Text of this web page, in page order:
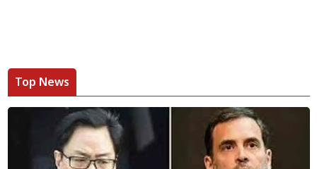
Top News